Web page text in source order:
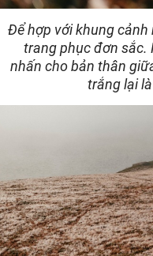
Để hợp với khung cảnh
trang phục đơn sắc.
nhấn cho bản thân
trắng lại